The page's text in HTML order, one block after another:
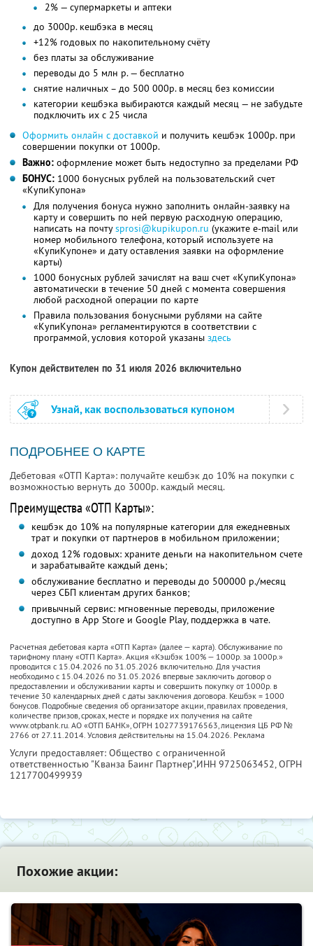
2% — супермаркеты и аптеки
до 3000р. кешбэка в месяц
+12% годовых по накопительному счёту
без платы за обслуживание
переводы до 5 млн р. — бесплатно
снятие наличных – до 500 000р. в месяц без комиссии
категории кешбэка выбираются каждый месяц — не забудьте
подключить их с 25 числа
Оформить онлайн с доставкой и получить кешбэк 1000р. при
совершении покупки от 1000р.
Важно: оформление может быть недоступно за пределами РФ
БОНУС: 1000 бонусных рублей на пользовательский счет
«КупиКупона»
Для получения бонуса нужно заполнить онлайн-заявку на
карту и совершить по ней первую расходную операцию,
написать на почтуsprosi@kupikupon.ru (укажите e-mail или
номер мобильного телефона, который используете на
«КупиКупоне» и дату оставления заявки на оформление
карты)
1000 бонусных рублей зачислят на ваш счет «КупиКупона»
автоматически в течение 50 дней с момента совершения
любой расходной операции по карте
Правила пользования бонусными рублями на сайте
«КупиКупона» регламентируются в соответствии с
программой, условия которой указаны здесь
Купон действителен по 31 июля 2026 включительно
Узнай, как воспользоваться купоном
ПОДРОБНЕЕ О КАРТЕ
Дебетовая «ОТП Карта»: получайте кешбэк до 10% на покупки с
возможностью вернуть до 3000р. каждый месяц.
Преимущества «ОТП Карты»:
кешбэк до 10% на популярные категории для ежедневных
трат и покупки от партнеров в мобильном приложении;
доход 12% годовых: храните деньги на накопительном счете
и зарабатывайте каждый день;
обслуживание бесплатно и переводы до 500000 р./месяц
через СБП клиентам других банков;
привычный сервис: мгновенные переводы, приложение
доступно в App Store и Google Play, поддержка в чате.
Расчетная дебетовая карта «ОТП Карта» (далее — карта). Обслуживание по
тарифному плану «ОТП Карта». Акция «Кэшбэк 100% — 1000р. за 1000р.»
проводится с 15.04.2026 по 31.05.2026 включительно. Для участия
необходимо с 15.04.2026 по 31.05.2026 впервые заключить договор о
предоставлении и обслуживании карты и совершить покупку от 1000р. в
течение 30 календарных дней с даты заключения договора. Кешбэк = 1000
бонусов. Подробные сведения об организаторе акции, правилах проведения,
количестве призов, сроках, месте и порядке их получения на сайте
www.otpbank.ru. АО «ОТП БАНК», ОГРН 1027739176563, лицензия ЦБ РФ №
2766 от 27.11.2014. Условия действительны на 15.04.2026. Реклама
Услуги предоставляет: Общество с ограниченной
ответственностью "Кванза Баинг Партнер",ИНН 9725063452, ОГРН
1217700499939
Похожие акции: